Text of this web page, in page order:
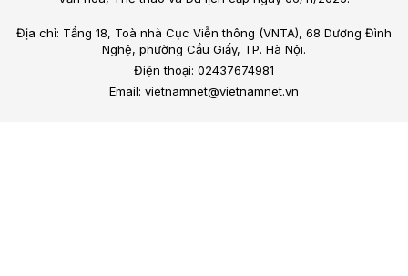
Địa chỉ: Tầng 18, Toà nhà Cục Viễn thông (VNTA), 68 Dương Đình
Nghệ, phường Cầu Giấy, TP. Hà Nội.
Điện thoại: 02437674981
Email: vietnamnet@vietnamnet.vn